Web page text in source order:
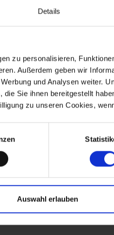
Details
zu personalisieren,
Außerdem geben wir
und Analysen weiter.
Sie ihnen bereitgestellt
zu unseren Cookies,
Auswahl erlauben
wunderschöne
Reiten oder Golf
Wander – und Mountainbike-
Vikingehavnoder ein
Ferienhaus in Henne Strand
Autos wird separat berechnet